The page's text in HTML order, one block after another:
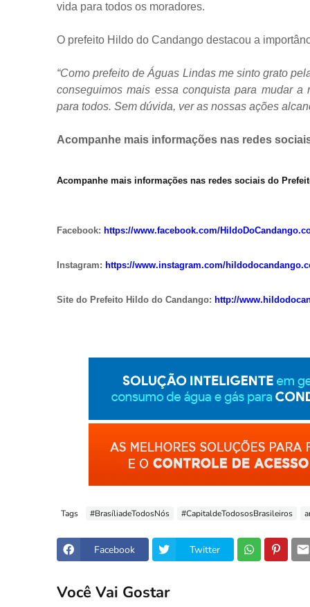
vida para todos os moradores.
O prefeito Hildo do Candango destacou a
“Como prefeito de Águas Lindas me sinto grato
conseguimos mais essa conquista para mudar
para todos. Sem dúvida, ver as nossas ações
Acompanhe mais informações nas redes
Acompanhe mais informações nas redes sociais do
Facebook: https://www.facebook.com/
Instagram: https://www.instagram.com/
Site do Prefeito Hildo do Candango: http://
Tags #BrasíliadeTodosNós #CapitaldeTodososBrasileiros
Facebook Twitter
Você Vai Gostar